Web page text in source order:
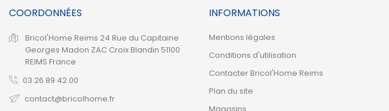
COORDONNÉES
Bricol'Home Reims 24 Rue du Capitaine
Georges Madon ZAC Croix Blandin 51100
REIMS France
03 26 89 42 00
contact@bricolhome.fr
INFORMATIONS
Mentions légales
Conditions d'utilisation
Contacter Bricol'Home Reims
Plan du site